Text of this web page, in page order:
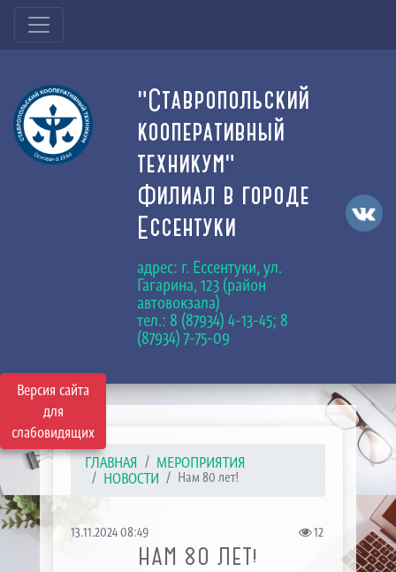
Версия сайта
для
слабовидящих
"Ставропольский
кооперативный
техникум"
Филиал в городе
Ессентуки
адрес: г. Ессентуки, ул.
Гагарина, 123 (район
автовокзала)
тел.: 8 (87934) 4-13-45; 8
(87934) 7-75-09
ГЛАВНАЯ
МЕРОПРИЯТИЯ
НОВОСТИ
Нам 80 лет!
13.11.2024 08:49 12
НАМ 80 ЛЕТ!